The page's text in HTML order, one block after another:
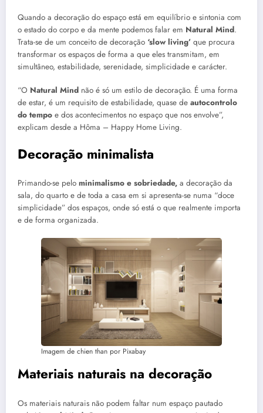
Quando a decoração do espaço está em equilíbrio e sintonia com
o estado do corpo e da mente podemos falar em Natural Mind.
Trata-se de um conceito de decoração ‘slow living’ que procura
transformar os espaços de forma a que eles transmitam, em
simultâneo, estabilidade, serenidade, simplicidade e carácter.
“O Natural Mind não é só um estilo de decoração. É uma forma
de estar, é um requisito de estabilidade, quase de autocontrolo
do tempo e dos acontecimentos no espaço que nos envolve”,
explicam desde a Hôma – Happy Home Living.
Decoração minimalista
Primando-se pelo minimalismo e sobriedade, a decoração da
sala, do quarto e de toda a casa em si apresenta-se numa “doce
simplicidade” dos espaços, onde só está o que realmente importa
e de forma organizada.
Imagem de chien than por Pixabay
Materiais naturais na decoração
Os materiais naturais não podem faltar num espaço pautado